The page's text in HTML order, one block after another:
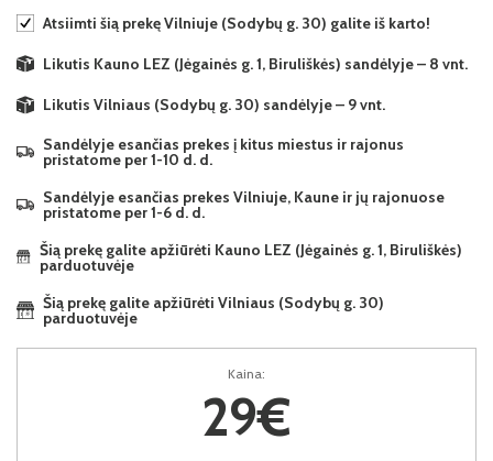
Atsiimti šią prekę Vilniuje (Sodybų g. 30) galite iš karto!
Likutis Kauno LEZ (Jėgainės g. 1, Biruliškės) sandėlyje – 8 vnt.
Likutis Vilniaus (Sodybų g. 30) sandėlyje – 9 vnt.
Sandėlyje esančias prekes į kitus miestus ir rajonus
pristatome per 1-10 d. d.
Sandėlyje esančias prekes Vilniuje, Kaune ir jų rajonuose
pristatome per 1-6 d. d.
Šią prekę galite apžiūrėti Kauno LEZ (Jėgainės g. 1, Biruliškės)
parduotuvėje
Šią prekę galite apžiūrėti Vilniaus (Sodybų g. 30)
parduotuvėje
Kaina:
29€